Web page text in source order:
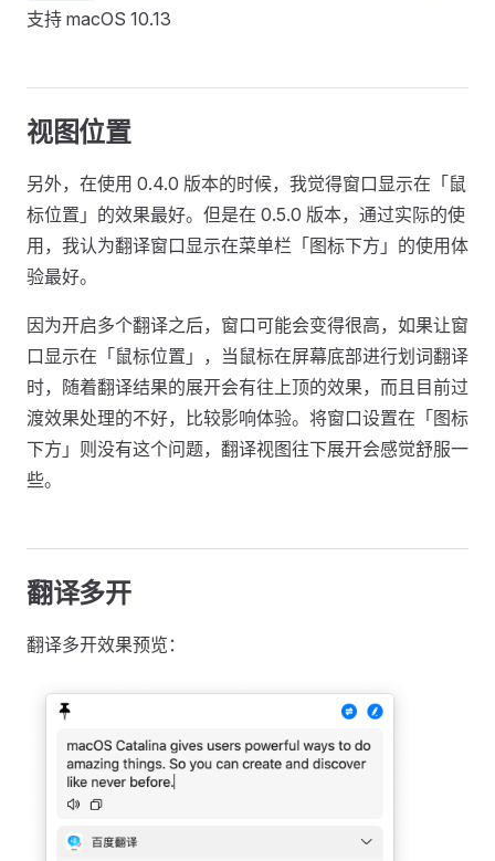
支持 macOS 10.13
视图位置
另外，在使用 0.4.0 版本的时候，我觉得窗口显示在「鼠
标位置」的效果最好。但是在 0.5.0 版本，通过实际的使
用，我认为翻译窗口显示在菜单栏「图标下方」的使用体
验最好。
因为开启多个翻译之后，窗口可能会变得很高，如果让窗
口显示在「鼠标位置」，当鼠标在屏幕底部进行划词翻译
时，随着翻译结果的展开会有往上顶的效果，而且目前过
渡效果处理的不好，比较影响体验。将窗口设置在「图标
下方」则没有这个问题，翻译视图往下展开会感觉舒服一
些。
翻译多开
翻译多开效果预览：